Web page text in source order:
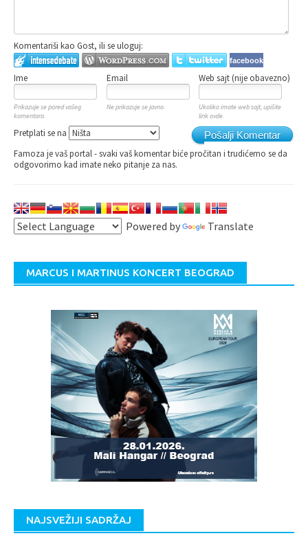
Komentariši kao Gost, ili se uloguj:
facebook
Ime Email Web sajt (nije obavezno)
Prikazuje se pored vašeg
komentara.
Ne prikazuje se javno.
Ukoliko imate web sajt, upišite
link ovde.
Pošalji Komentar
Pretplati se na
Famoza je vaš portal - svaki vaš komentar biće pročitan i trudićemo se da
odgovorimo kad imate neko pitanje za nas.
Powered by Translate
MARCUS I MARTINUS KONCERT BEOGRAD
NAJSVEŽIJI SADRŽAJ